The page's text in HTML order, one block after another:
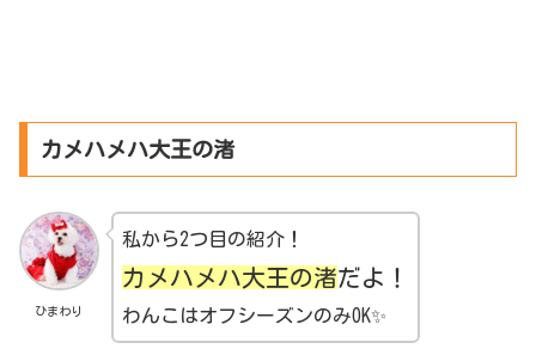
カメハメハ大王の渚
ひまわり
私から2つ目の紹介！
カメハメハ大王の渚だよ！
わんこはオフシーズンのみOK✨